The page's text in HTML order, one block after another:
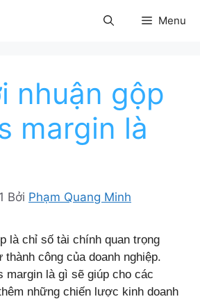
Menu
nhuận gộp
margin là
Bởi Phạm Quang Minh
là chỉ số tài chính quan trọng
thành công của doanh nghiệp.
margin là gì sẽ giúp cho các
những chiến lược kinh doanh